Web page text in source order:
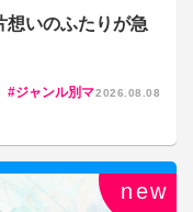
想いのふたりが急
ジャンル別マ2026.08.08
new